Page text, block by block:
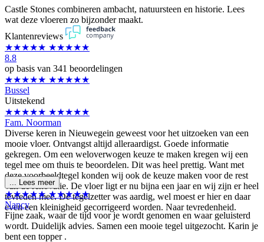
Castle Stones combineren ambacht, natuursteen en historie. Lees
wat deze vloeren zo bijzonder maakt.
Klantenreviews
★★★★★ ★★★★★
8.8
op basis van 341 beoordelingen
★★★★★ ★★★★★
Bussel
Uitstekend
★★★★★ ★★★★★
Fam. Noorman
Diverse keren in Nieuwegein geweest voor het uitzoeken van een
mooie vloer. Ontvangst altijd alleraardigst. Goede informatie
gekregen. Om een weloverwogen keuze te maken kregen wij een
tegel mee om thuis te beoordelen. Dit was heel prettig. Want met
deze voorbeeldtegel konden wij ook de keuze maken voor de rest
van de renovatie. De vloer ligt er nu bijna een jaar en wij zijn er heel
tevreden mee. De tegelzetter was aardig, wel moest er hier en daar
even een kleinigheid gecorrigeerd worden. Naar tevredenheid.
Lees meer
★★★★★ ★★★★★
Nancy
Fijne zaak, waar de tijd voor je wordt genomen en waar geluisterd
wordt. Duidelijk advies. Samen een mooie tegel uitgezocht. Karin je
bent een topper .